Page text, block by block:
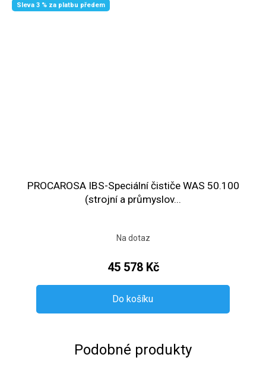
Sleva 3 % za platbu předem
PROCAROSA IBS-Speciální čističe WAS 50.100
(strojní a průmyslov...
Na dotaz
45 578 Kč
Do košíku
Podobné produkty